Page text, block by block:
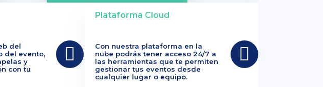
del
del evento,
y
con tu
Plataforma Cloud
Con nuestra plataforma en la
nube podrás tener acceso 24/7 a
las herramientas que te permiten
gestionar tus eventos desde
cualquier lugar o equipo.